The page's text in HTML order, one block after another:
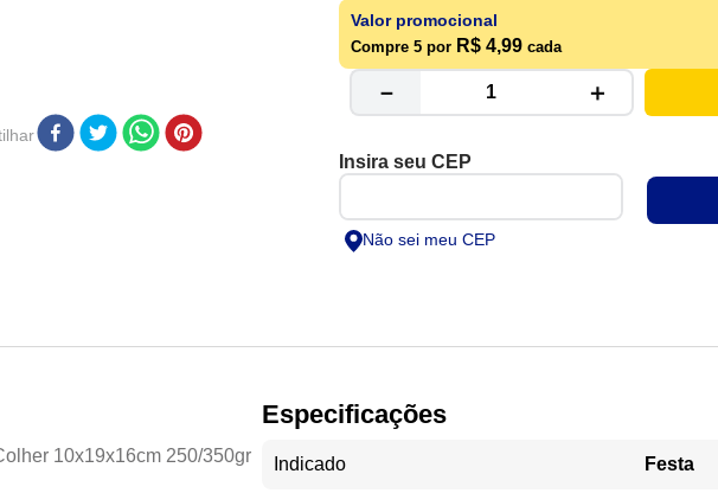
Valor promocional
Compre 5 porR$ 4,99 cada
＋
－
Não sei meu CEP
10x19x16cm 250/350gr
Especificações
Indicado Festa